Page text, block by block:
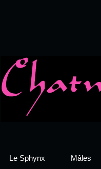
Le Sphynx Mâles